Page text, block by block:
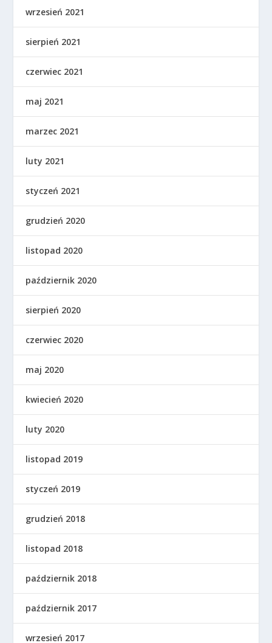
wrzesień 2021
sierpień 2021
czerwiec 2021
maj 2021
marzec 2021
luty 2021
styczeń 2021
grudzień 2020
listopad 2020
październik 2020
sierpień 2020
czerwiec 2020
maj 2020
kwiecień 2020
luty 2020
listopad 2019
styczeń 2019
grudzień 2018
listopad 2018
październik 2018
październik 2017
wrzesień 2017